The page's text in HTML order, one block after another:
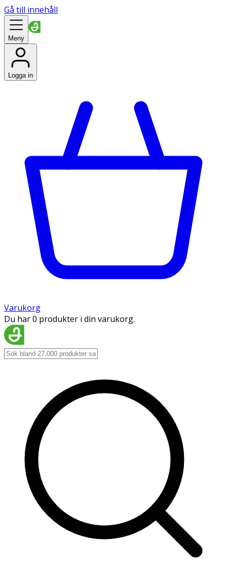
Gå till innehåll
Meny
Logga in
Varukorg
Du har 0 produkter i din varukorg.